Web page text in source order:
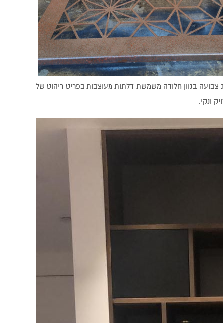
צבועה בגוון חלודה משמשת דלתות מעוצבות בפריט ריהוט של
ונקי.